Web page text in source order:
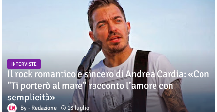
INTERVISTE
Il rock romantico e sincero di Andrea Cardia: «Con
"Ti porterò al mare" racconto l’amore con
semplicità»
Redazione 13 luglio